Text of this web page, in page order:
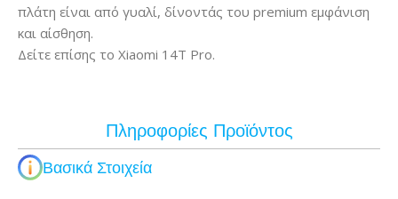
πλάτη είναι από γυαλί, δίνοντάς του premium εμφάνιση
και αίσθηση.
Δείτε επίσης το Xiaomi 14T Pro.
Πληροφορίες Προϊόντος
Βασικά Στοιχεία